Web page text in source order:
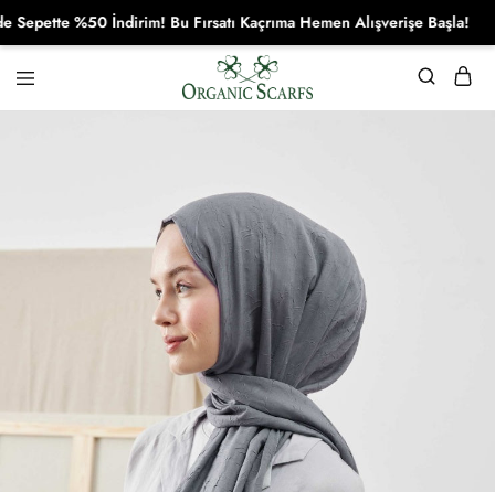
Organikscarf
%50 İndirim! Bu Fırsatı Kaçrıma Hemen Alışverişe Başla!